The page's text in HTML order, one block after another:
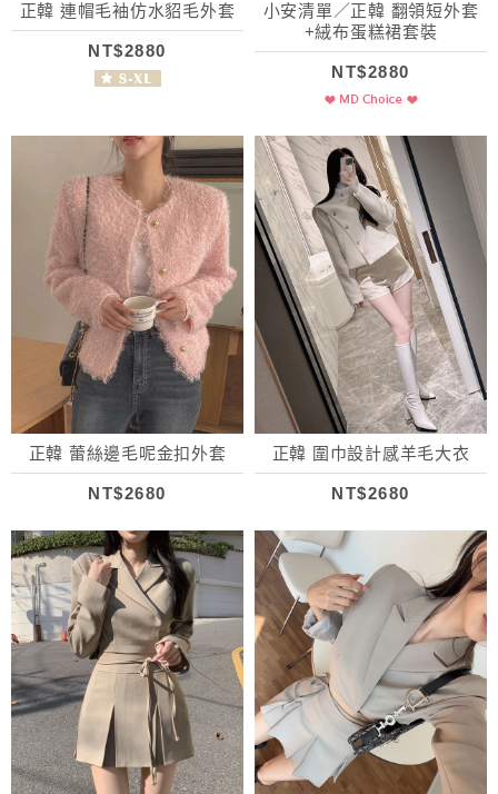
正韓 連帽毛袖仿水貂毛外套
NT$2880
小安清單／正韓 翻領短外套
+絨布蛋糕裙套裝
NT$2880
正韓 蕾絲邊毛呢金扣外套
NT$2680
正韓 圍巾設計感羊毛大衣
NT$2680